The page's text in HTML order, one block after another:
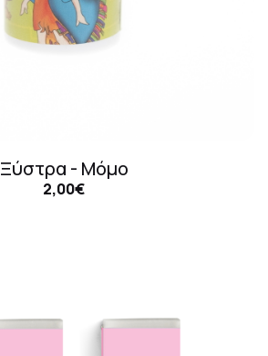
Ξύστρα - Μόμο
2,00€